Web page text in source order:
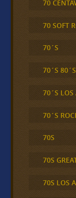
70
70 SOFT
70´S
70´S
70´S LOS
70´S
70S
70S
70S LOS